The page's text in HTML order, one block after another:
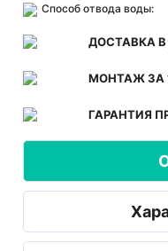
Способ отвода воды:
ДОСТАВКА
МОНТАЖ ЗА
ГАРАНТИЯ